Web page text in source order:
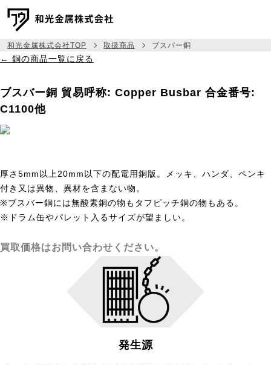
事業紹介
会社情報
採用情報
お問い合わせ
和光金属株式会社TOP 取扱商品 ブスバー銅
← 銅の商品一覧に戻る
ブスバー銅 貿易呼称: Copper Busbar 合金番号:
C1100他
厚さ5mm以上20mm以下の配電用銅版。メッキ、ハンダ、ペンキ
付き又は異物、異材を含まない物。
※ブスバー銅には無酸素銅の物もタフピッチ銅の物もある。
※ドラム缶やパレット入るサイズが望ましい。
買取価格はお問い合わせください。
発生源